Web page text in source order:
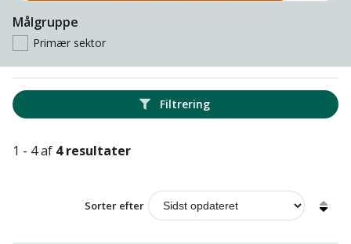
Målgruppe
Primær sektor
Filtrering
1 - 4 af 4 resultater
Sorter efter